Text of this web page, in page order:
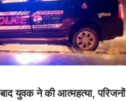
युवक ने की आत्महत्या, परिजनों